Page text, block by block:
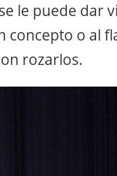
le puede dar
concepto o al
rozarlos.